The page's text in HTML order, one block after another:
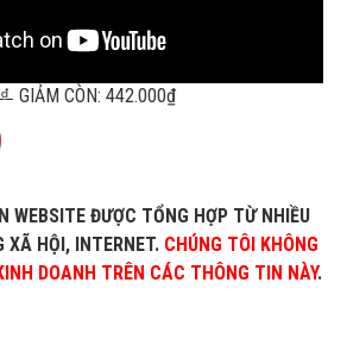
GIẢM CÒN: 442.000₫
WEBSITE ĐƯỢC TỔNG HỢP TỪ NHIỀU
XÃ HỘI, INTERNET. CHÚNG TÔI KHÔNG
DOANH TRÊN CÁC THÔNG TIN NÀY.